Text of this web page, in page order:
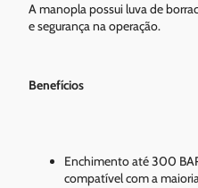
A manopla possui luva de
e segurança na operação.
Benefícios
Enchimento até 300
compatível com a